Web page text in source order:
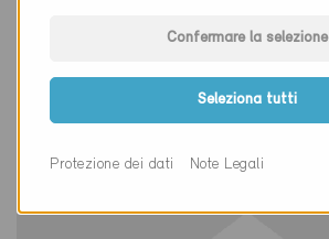
Nuova costruzione, Abitazioni PF
Confermare la selezione
Seleziona tutti
Protezione dei dati Note Legali